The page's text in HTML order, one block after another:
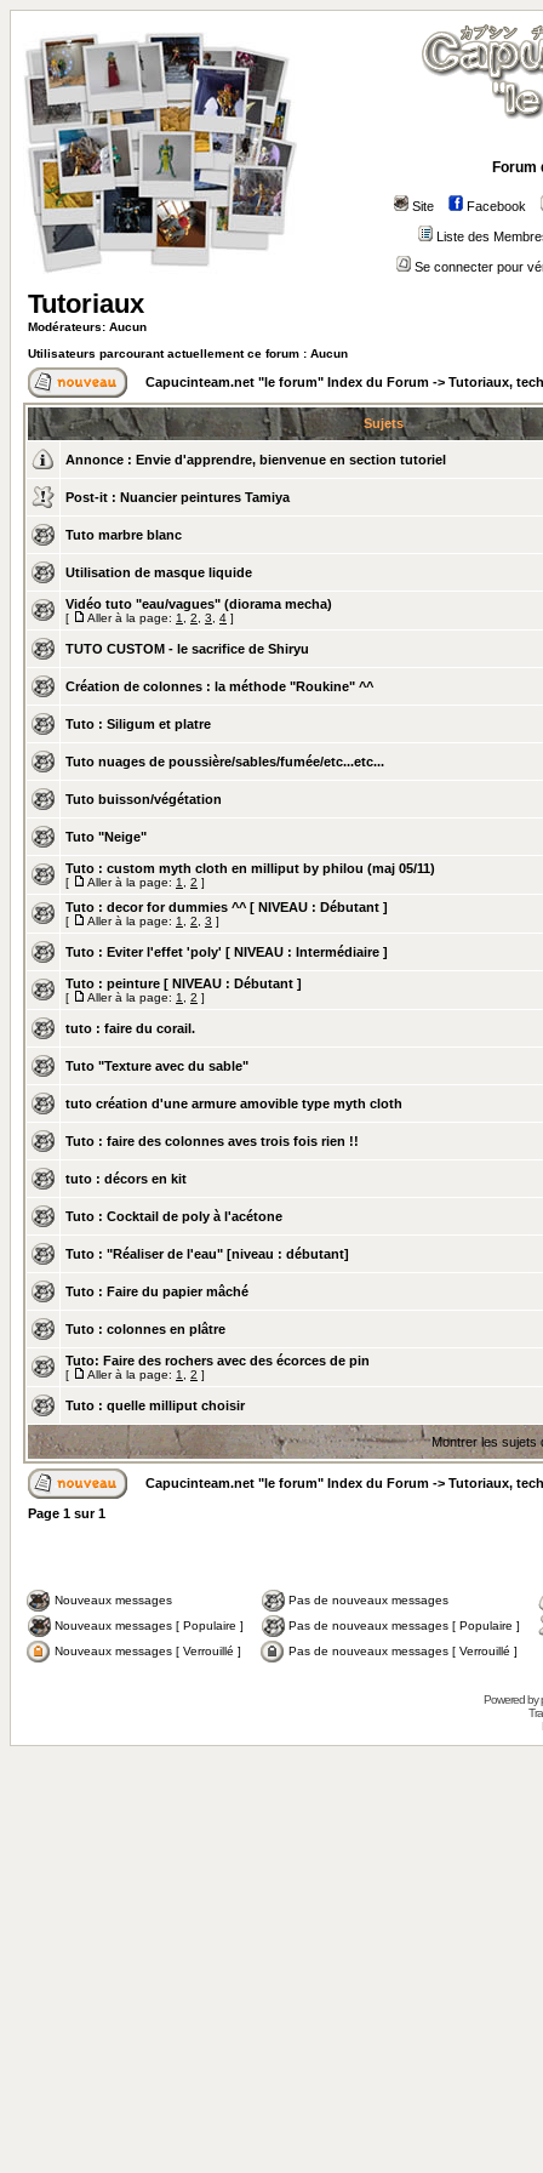
Forum
Site Facebook
Liste des
Se connecter pour
Tutoriaux
Modérateurs: Aucun
Utilisateurs parcourant actuellement ce forum : Aucun
Capucinteam.net "le forum" Index du Forum -> Tutoriaux,
Sujets
Annonce : Envie d'apprendre, bienvenue en section tutoriel
Post-it : Nuancier peintures Tamiya
Tuto marbre blanc
Utilisation de masque liquide
Vidéo tuto "eau/vagues" (diorama mecha)
[ Aller à la page: 1 2 3 4 ]
TUTO CUSTOM - le sacrifice de Shiryu
Création de colonnes : la méthode "Roukine" ^^
Tuto : Siligum et platre
Tuto nuages de poussière/sables/fumée/etc...etc...
Tuto buisson/végétation
Tuto "Neige"
Tuto : custom myth cloth en milliput by philou (maj 05/11)
[ Aller à la page: 1 2 ]
Tuto : decor for dummies ^^ [ NIVEAU : Débutant ]
[ Aller à la page: 1 2 3 ]
Tuto : Eviter l'effet 'poly' [ NIVEAU : Intermédiaire ]
Tuto : peinture [ NIVEAU : Débutant ]
[ Aller à la page: 1 2 ]
tuto : faire du corail.
Tuto "Texture avec du sable"
tuto création d'une armure amovible type myth cloth
Tuto : faire des colonnes aves trois fois rien !!
tuto : décors en kit
Tuto : Cocktail de poly à l'acétone
Tuto : "Réaliser de l'eau" [niveau : débutant]
Tuto : Faire du papier mâché
Tuto : colonnes en plâtre
Tuto: Faire des rochers avec des écorces de pin
[ Aller à la page: 1 2 ]
Tuto : quelle milliput choisir
Montrer les sujets
Capucinteam.net "le forum" Index du Forum -> Tutoriaux,
Page 1 sur1
Nouveaux messages
Pas de nouveaux messages
Nouveaux messages [ Populaire ]
Pas de nouveaux messages [ Populaire ]
Nouveaux messages [ Verrouillé ]
Pas de nouveaux messages [ Verrouillé ]
Powered by